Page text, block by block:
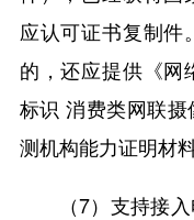
应认可证书复制件
的，还应提供《
标识 消费类网联
测机构能力证明材
（7）支持接